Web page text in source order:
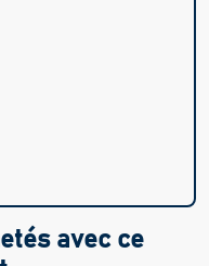
avec ce